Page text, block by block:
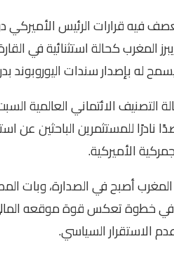
فيه قرارات الرئيس الأميركي
المغرب كحالة استثنائية في
له بإصدار سندات اليوروبوند
التصنيف الائتماني العالمية
نادرًا للمستثمرين الباحثين عن
الأميركية.
أصبح في الصدارة، وبات
في خطوة تعكس قوة موقعه
الاستقرار السياسي.